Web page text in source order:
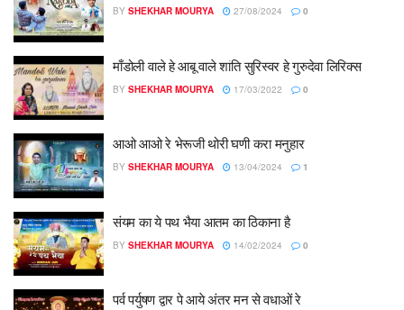
BY SHEKHAR MOURYA 27/08/2024 0
माँडोली वाले हे आबू वाले शांति सुरिस्वर हे गुरुदेवा लिरिक्स
BY SHEKHAR MOURYA 17/03/2022 0
आओ आओ रे भेरूजी थोरी घणी करा मनुहार
BY SHEKHAR MOURYA 13/04/2024 1
संयम का ये पथ भैया आतम का ठिकाना है
BY SHEKHAR MOURYA 14/02/2024 0
पर्व पर्युषण द्वार पे आये अंतर मन से वधाओं रे